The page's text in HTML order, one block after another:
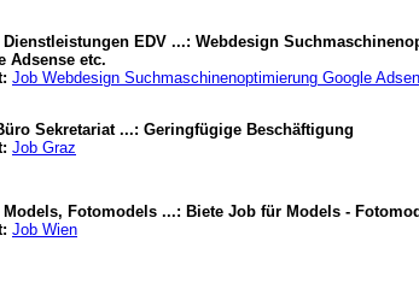
Dienstleistungen EDV ...: Webdesign
Adsense etc.
Job Webdesign Suchmaschinenoptimierung Google
Sekretariat ...: Geringfügige Beschäftigung
Job Graz
Models, Fotomodels ...: Biete Job für Models -
Job Wien